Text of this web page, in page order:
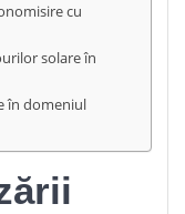
cu
solare în
în domeniul